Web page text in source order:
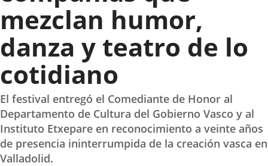
mezclan humor,
danza y teatro de lo
cotidiano
El festival entregó el Comediante de Honor al
Departamento de Cultura del Gobierno Vasco y al
Instituto Etxepare en reconocimiento a veinte años
de presencia ininterrumpida de la creación vasca en
Valladolid.